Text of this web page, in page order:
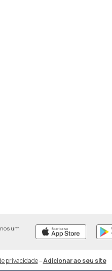
um
privacidade–Adicionar ao seu site